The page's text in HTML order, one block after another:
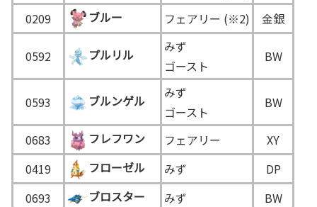
0209 ブルー フェアリー (※2) 金銀
0592 プルリル
みず
ゴースト
BW
0593 ブルンゲル
みず
ゴースト
BW
0683 フレフワン フェアリー
XY
0419
フローゼル みず
DP
0693
ブロスター みず BW